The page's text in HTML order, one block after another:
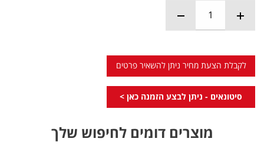
לקבלת הצעת מחיר ניתן להשאיר פרטים
סיטונאים - ניתן לבצע הזמנה כאן >
מוצרים דומים לחיפוש שלך